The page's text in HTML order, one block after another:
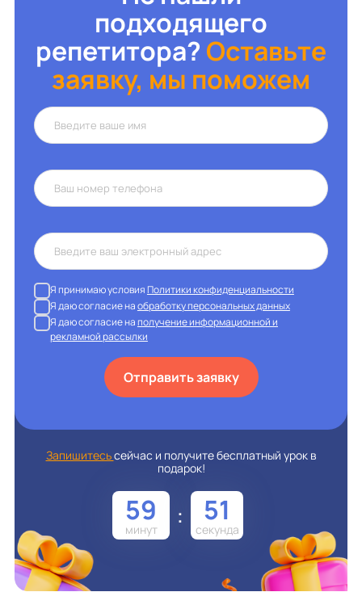
подходящего
репетитора? Оставьте
заявку, мы поможем
Я принимаю условияПолитики конфиденциальности
Я даю согласие наобработку персональных данных
Я даю согласие наполучение информационной и
рекламной рассылки
Отправить заявку
Запишитесьсейчас и получите бесплатный урок в
подарок!
59 : 50